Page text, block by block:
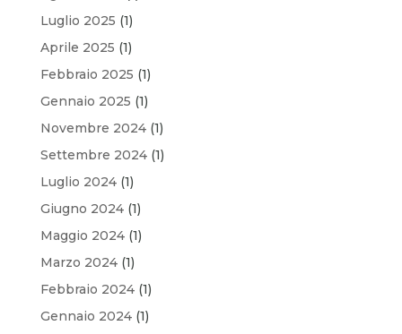
Luglio 2025 (1)
Aprile 2025 (1)
Febbraio 2025 (1)
Gennaio 2025 (1)
Novembre 2024(1)
Settembre 2024(1)
Luglio 2024(1)
Giugno 2024(1)
Maggio 2024(1)
Marzo 2024(1)
Febbraio 2024(1)
Gennaio 2024(1)